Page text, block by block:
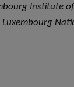
Institute
Luxembourg